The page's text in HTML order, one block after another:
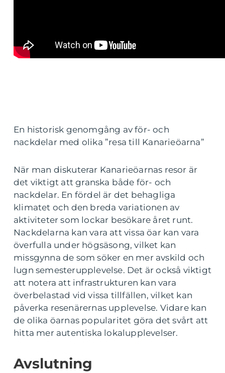
En historisk genomgång av för- och
nackdelar med olika ”resa till Kanarieöarna”
När man diskuterar Kanarieöarnas resor är
det viktigt att granska både för- och
nackdelar. En fördel är det behagliga
klimatet och den breda variationen av
aktiviteter som lockar besökare året runt.
Nackdelarna kan vara att vissa öar kan vara
överfulla under högsäsong, vilket kan
missgynna de som söker en mer avskild och
lugn semesterupplevelse. Det är också viktigt
att notera att infrastrukturen kan vara
överbelastad vid vissa tillfällen, vilket kan
påverka resenärernas upplevelse. Vidare kan
de olika öarnas popularitet göra det svårt att
hitta mer autentiska lokalupplevelser.
Avslutning